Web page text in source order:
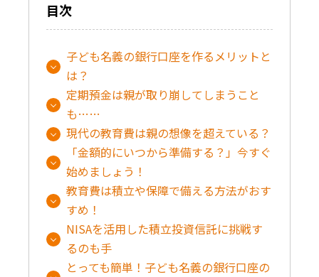
目次
子ども名義の銀行口座を作るメリットと
は？
定期預金は親が取り崩してしまうこと
も……
現代の教育費は親の想像を超えている？
「金額的にいつから準備する？」今すぐ
始めましょう！
教育費は積立や保障で備える方法がおす
すめ！
NISAを活用した積立投資信託に挑戦す
るのも手
とっても簡単！子ども名義の銀行口座の